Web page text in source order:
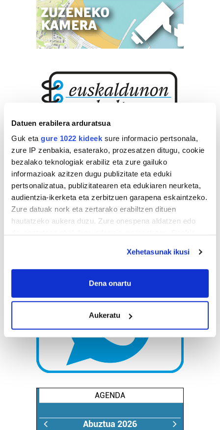
Datuen erabilera arduratsua
Guk eta gure 1022 kideek sure informacio pertsonala,
zure IP zenbakia, esaterako, prozesatzen ditugu, cookie
bezalako teknologiak erabiliz eta zure gailuko
informazioak azitzen dugu publizitate eta eduki
pertsonalizatua, publizitatearen eta edukiaren neurketa,
audientzia-ikerketa eta zerbitzuen garapena eskaintzeko.
Zure datuak nork eta zertarako erabiltzen dituen
hautatzeko aukera duzu. Zure onespena aldatzen edo
If you allow, we would also like to:
Collect information about your geographical
Identify your device by actively scanning it for
specific characteristics (fingerprinting)
Find out more about how your personal data is processed
and set your preferences in the
details section
prozesatzen ditugu, zure IP zenbakia, besteak beste,
teknologia erabiliz, cookieak adibidez, iragarki eta eduki
neurtzeko, jendeari buruzko informazioa biltzeko eta
Xehetasunak ikusi
Dena onartu
Aukeratu
AGENDA
Abuztua 2026